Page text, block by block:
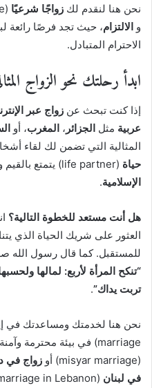
نحن هنا لنقدم لك زواجًا شرعيًا (halal marriage) قائمًا على
و الالتزام، حيث تجد فرصًا رائعة
الاحترام المتبادل.
ابدأ رحلتك نحو الزواج
إذا كنت تبحث عن زواج عبر
عربية مثل الجزائر ، المغرب، أو
المثالية التي تضمن لك لقاء
حياة (life partner) يتمتع بالقيم والمبادئ التي تحترم
الإسلامية.
هل أنت مستعد للخطوة التالية؟
العثور على شريك الحياة الذي
للمستقبل. كما قال رسول الله
“تنكح المرأة لأربع: لمالها
تربت يداك”.
نحن هنا لخدمتك ومساعدتك في
marriage) في بيئة محترمة وآمنة. سواء كنت تبحث عن
(misyar marriage) أو
زواج في
في لبنان (marriage in Lebanon), تذكر أن الزواج